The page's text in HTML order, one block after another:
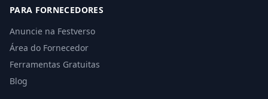
PARA FORNECEDORES
Anuncie na Festverso
Área do Fornecedor
Ferramentas Gratuitas
Blog